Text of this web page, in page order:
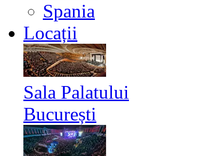
Spania
Locații
Sala Palatului
București